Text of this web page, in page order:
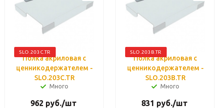
SLO.203C.TR
Полка акриловая с
ценникодержателем -
SLO.203C.TR
Много
962 руб./шт
SLO.203B.TR
Полка акриловая с
ценникодержателем -
SLO.203B.TR
Много
831 руб./шт